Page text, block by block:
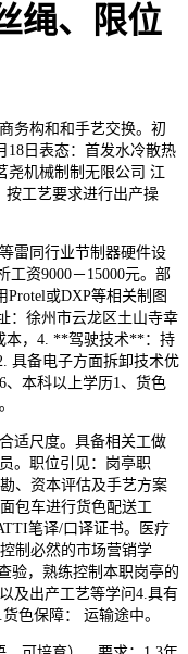
绳、限位
构和和手艺交换。初
18日表态：首发水冷散热
尧机械制制无限公司 江
按工艺要求进行出产操
同行业节制器硬件设
资9000－15000元。部
或DXP等相关制图
：徐州市云龙区土山寺幸
本，4. **驾驶技术**：持
具备电子方面拆卸技术优
、本科以上学历1、货色
尺度。具备相关工做
。职位引见：岗亭职
、资本评估及手艺方案
包车进行货色配送工
笔译/口译证书。医疗
制必然的市场营销学
验，熟练控制本职岗亭的
及出产工艺等学问4.具有
色保障： 运输途中。